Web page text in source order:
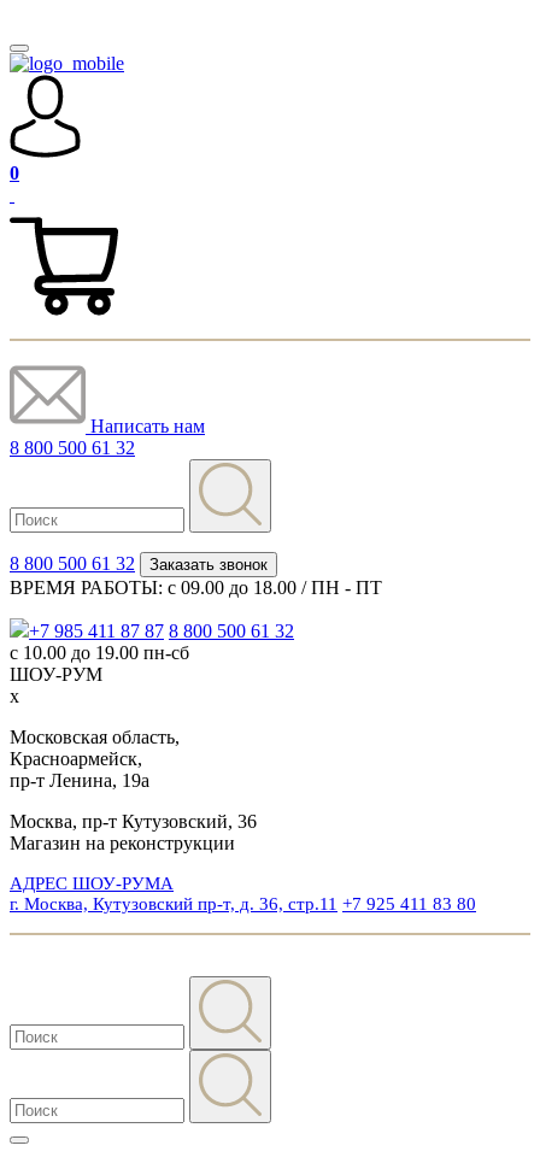
0
Написать нам
8 800 500 61 32
8 800 500 61 32 Заказать звонок
ВРЕМЯ РАБОТЫ: с 09.00 до 18.00 / ПН - ПТ
+7 985 411 87 87 8 800 500 61 32
с 10.00 до 19.00 пн-сб
ШОУ-РУМ
x
Московская область,
Красноармейск,
пр-т Ленина, 19а
Москва, пр-т Кутузовский, 36
Магазин на реконструкции
АДРЕС ШОУ-РУМА
г. Москва, Кутузовский пр-т, д. 36, стр.11 +7 925 411 83 80